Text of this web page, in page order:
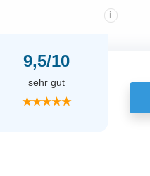
9,5/10
i
sehr gut
★★★★★